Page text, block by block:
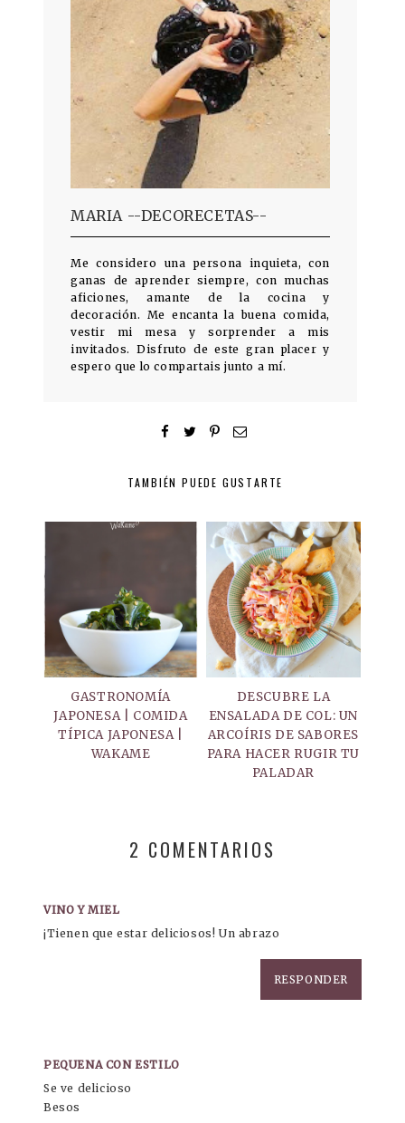
MARIA --DECORECETAS--
Me considero una persona inquieta, con
ganas de aprender siempre, con muchas
aficiones, amante de la cocina y
decoración. Me encanta la buena comida,
vestir mi mesa y sorprender a mis
invitados. Disfruto de este gran placer y
espero que lo compartais junto a mí.
TAMBIÉN PUEDE GUSTARTE
GASTRONOMÍA
JAPONESA | COMIDA
TÍPICA JAPONESA |
WAKAME
DESCUBRE LA
ENSALADA DE COL: UN
ARCOÍRIS DE SABORES
PARA HACER RUGIR TU
PALADAR
2 COMENTARIOS
VINO Y MIEL
¡Tienen que estar deliciosos! Un abrazo
RESPONDER
PEQUENA CON ESTILO
Se ve delicioso
Besos